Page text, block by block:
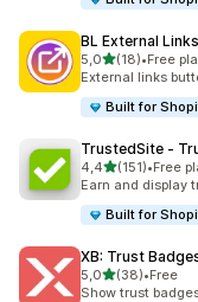
BL External
5,0z 5 hvězd
(18)
Celkový počet
•Free
External links
Built for
TrustedSite ‑
4,4z 5 hvězd
(151)
Celkový počet
•Free
Earn and display
Built for
XB: Trust
5,0z 5 hvězd
(38)
Celkový počet
•Free
Show trust